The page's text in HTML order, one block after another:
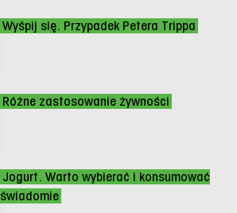
Wyśpij się. Przypadek Petera Trippa
Różne zastosowanie żywności
Jogurt. Warto wybierać i konsumować
świadomie